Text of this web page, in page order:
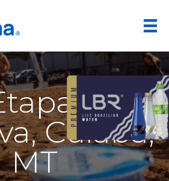
CT
Cuiaba,
MT